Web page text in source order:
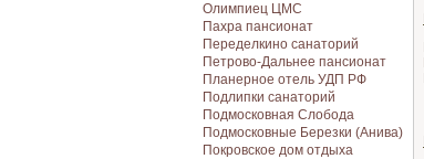
Олимпиец ЦМС
Пахра пансионат
Переделкино санаторий
Петрово-Дальнее пансионат
Планерное отель УДП РФ
Подлипки санаторий
Подмосковная Cлобода
Подмосковные Березки (Анива)
Покровское дом отдыха